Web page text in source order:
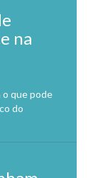
na
que pode
do